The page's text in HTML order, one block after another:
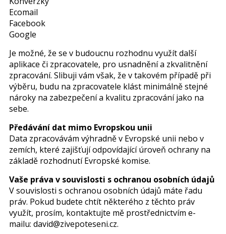
Ecomail
Facebook
Google
Je možné, že se v budoucnu rozhodnu využít další
aplikace či zpracovatele, pro usnadnění a zkvalitnění
zpracování. Slibuji vám však, že v takovém případě při
výběru, budu na zpracovatele klást minimálně stejné
nároky na zabezpečení a kvalitu zpracování jako na
sebe.
Předávání dat mimo Evropskou unii
Data zpracovávám výhradně v Evropské unii nebo v
zemích, které zajišťují odpovídající úroveň ochrany na
základě rozhodnutí Evropské komise.
Vaše práva v souvislosti s ochranou osobních údajů
V souvislosti s ochranou osobních údajů máte řadu
práv. Pokud budete chtít některého z těchto práv
využít, prosím, kontaktujte mě prostřednictvím e-
mailu: david@zivepoteseni.cz.